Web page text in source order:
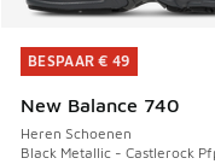
BESPAAR € 49
New Balance 740
Heren Schoenen
Black Metallic - Castlerock
BESPAAR € 49